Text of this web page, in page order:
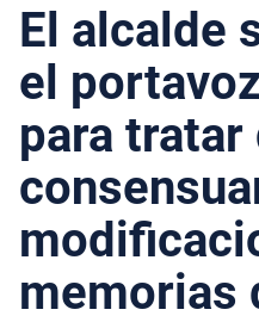
El alcalde
el
para tratar
memorias